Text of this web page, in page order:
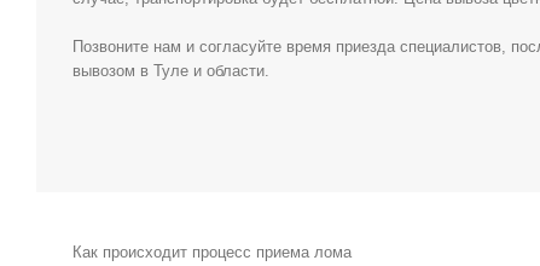
Позвоните нам и согласуйте время приезда специалистов,
вывозом в Туле и области.
Как происходит процесс приема лома